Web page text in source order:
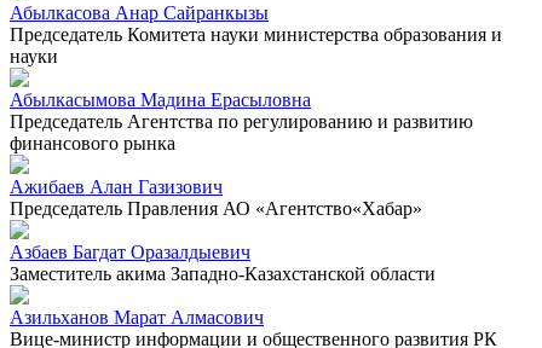
Абылкасова Анар Сайранкызы
Председатель Комитета науки министерства образования и
науки
Абылкасымова Мадина Ерасыловна
Председатель Агентства по регулированию и развитию
финансового рынка
Ажибаев Алан Газизович
Председатель Правления АО «Агентство«Хабар»
Азбаев Багдат Оразалдыевич
Заместитель акима Западно-Казахстанской области
Азильханов Марат Алмасович
Вице-министр информации и общественного развития РК